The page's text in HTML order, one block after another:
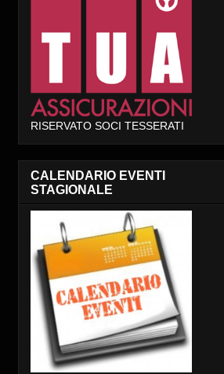
RISERVATO SOCI TESSERATI
CALENDARIO EVENTI
STAGIONALE